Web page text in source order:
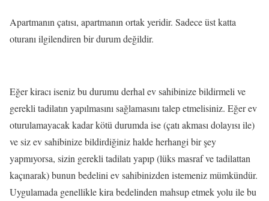
Apartmanın çatısı, apartmanın ortak yeridir. Sadece üst katta
oturanı ilgilendiren bir durum değildir.
Eğer kiracı iseniz bu durumu derhal ev sahibinize bildirmeli ve
gerekli tadilatın yapılmasını sağlamasını talep etmelisiniz. Eğer ev
oturulamayacak kadar kötü durumda ise (çatı akması dolayısı ile)
ve siz ev sahibinize bildirdiğiniz halde herhangi bir şey
yapmıyorsa, sizin gerekli tadilatı yapıp (lüks masraf ve tadilattan
kaçınarak) bunun bedelini ev sahibinizden istemeniz mümkündür.
Uygulamada genellikle kira bedelinden mahsup etmek yolu ile bu